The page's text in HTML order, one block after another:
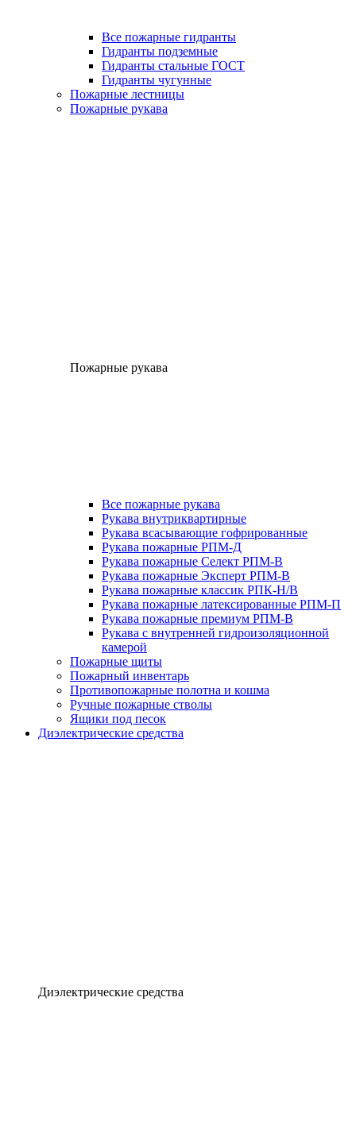
Все пожарные гидранты
Гидранты подземные
Гидранты стальные ГОСТ
Гидранты чугунные
Пожарные лестницы
Пожарные рукава
Пожарные рукава
Все пожарные рукава
Рукава внутриквартирные
Рукава всасывающие гофрированные
Рукава пожарные РПМ-Д
Рукава пожарные Селект РПМ-В
Рукава пожарные Эксперт РПМ-В
Рукава пожарные классик РПК-Н/В
Рукава пожарные латексированные РПМ-П
Рукава пожарные премиум РПМ-В
Рукава с внутренней гидроизоляционной
камерой
Пожарные щиты
Пожарный инвентарь
Противопожарные полотна и кошма
Ручные пожарные стволы
Ящики под песок
Диэлектрические средства
Диэлектрические средства